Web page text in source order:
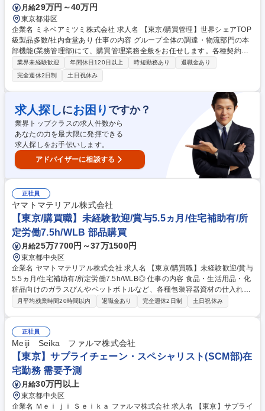
月給29万円～40万円
東京都港区
企業名 ミネベアミツミ株式会社 求人名 【東京/購買管理】世界シェアTOP
級製品多数/社内食堂あり 仕事の内容 グループ全体の調達・物流部門の本
部機能(業務管理部)にて、購買管理業務全般をお任せします。各種契約管
理やコンプライアンス対応、新組織の業務移行支援など、多岐にわたる業
務で事業基盤を支える役割です。 【詳細】 ■取引先情報管理、および取引
基本契約管理業務■経営統合(M&A)対応■取適法、独占禁止法など行政・コ
ンプライアンス対応業務■CSR調達関連業務■資材部規程の管理■設備投資
対応■取引先倒産時対応■社内教育用教材の作成■会議体運営 募集職種 【東
京/購買管理】世界シェアTOP級製品多数/社内食堂あり
業界未経験歓迎 年間休日120日以上 時短勤務あり
退職金あり
完全週休2日制
土日祝休み
求人探しにお困り ですか？
業界トップクラスの求人件数から
あなたの力を最大限に発揮できる
求人探しをお手伝いします。
アドバイザーに相談する
正社員
ヤマトマテリアル株式会社
【東京/購買職】未経験歓迎/賞与5.5ヵ月/住宅補助有/所
定労働7.5h/WLB 部品購買
月給25万7700円～37万1500円
東京都中央区
企業名 ヤマトマテリアル株式会社 求人名 【東京/購買職】未経験歓迎/賞与
5.5ヵ月/住宅補助有/所定労働7.5h/WLB◎ 仕事の内容 食品・生活用品・化
粧品向けのガラスびんやペットボトルなど、各種包装容器資材の仕入れや
取引先対応を担う購買職です。OJTにて先輩社員が丁寧に育成するため未
トル・フィルム等各種包装容器資材）の仕入及び取引先折衝をご担当いた
だきます。※取引先は国内メーカーのため英語スキル不問です。 【出張頻
度】月1回ほど大阪支店への出張がございます。 募集職種 【東京/購買
職】未経験歓迎/賞与5.5ヵ月/住宅補助有/所定労働7.5h/WLB◎
月平均残業時間20時間以内 退職金あり 完全週休2日制 土日祝休み
正社員
Meiji Seika ファルマ株式会社
【東京】サプライチェーン・スペシャリスト(SCM部)在
宅勤務 需要予測
月給30万円以上
東京都中央区
企業名 Ｍｅｉｊｉ Ｓｅｉｋａ ファルマ株式会社 求人名 【東京】サプライ